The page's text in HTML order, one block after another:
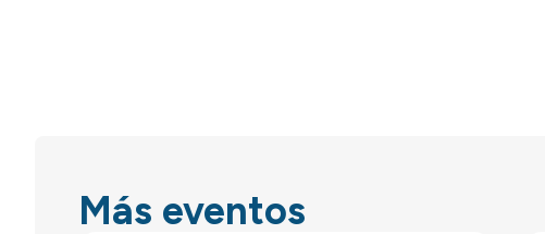
Más eventos